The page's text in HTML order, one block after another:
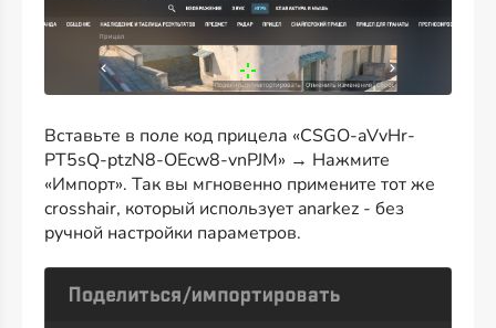
Вставьте в поле код прицела «CSGO-aVvHr-
PT5sQ-ptzN8-OEcw8-vnPJM» → Нажмите
«Импорт». Так вы мгновенно примените тот же
crosshair, который использует anarkez - без
ручной настройки параметров.